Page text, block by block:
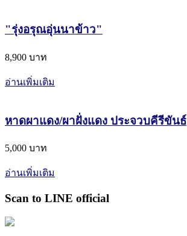
"รุ่งอรุณอุ่นนาข้าว"
8,900 บาท
อ่านเพิ่มเติม
หาดผาแดง/ผาฝั่งแดง ประจวบคีรีขันธ์
5,000 บาท
อ่านเพิ่มเติม
Scan to LINE official